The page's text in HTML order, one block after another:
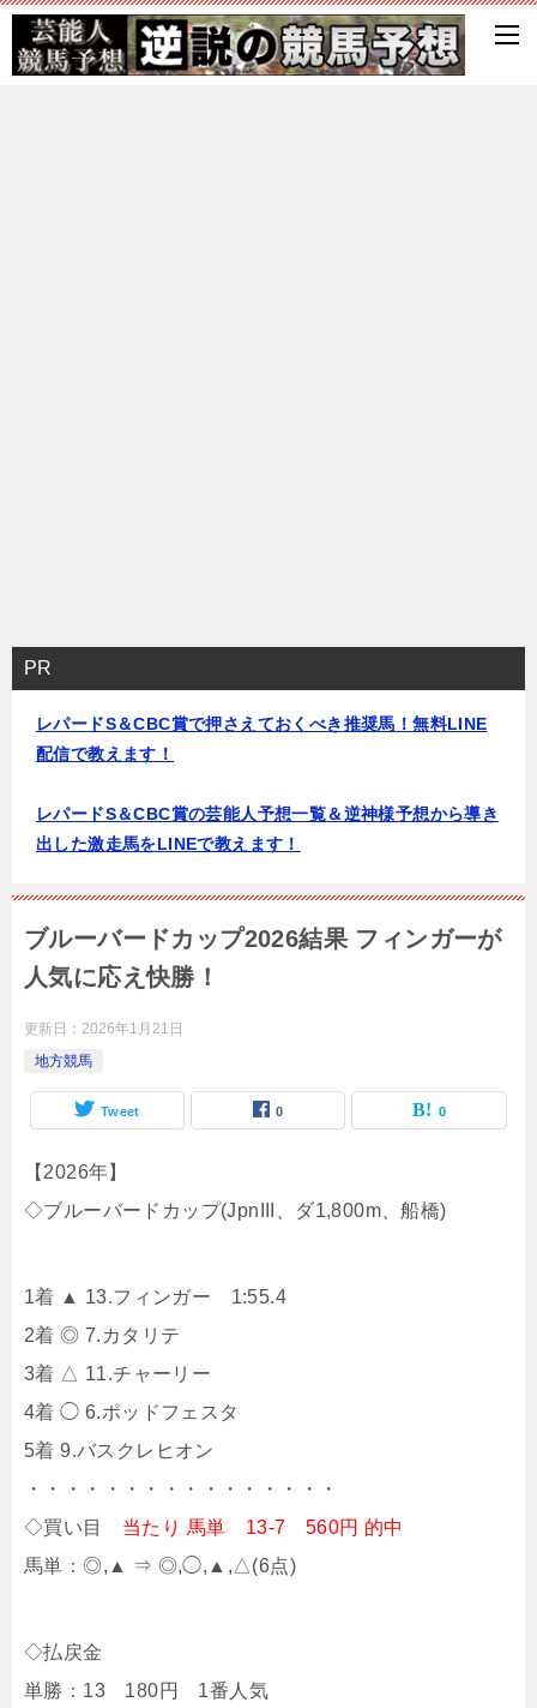
PR
レパードS＆CBC賞で押さえておくべき推奨馬！無料LINE
配信で教えます！
レパードS＆CBC賞の芸能人予想一覧＆逆神様予想から導き
出した激走馬をLINEで教えます！
ブルーバードカップ2026結果 フィンガーが
人気に応え快勝！
更新日： 2026年1月21日
地方競馬
Tweet 0 0
【2026年】
◇ブルーバードカップ(JpnIII、ダ1,800m、船橋)
1着 ▲ 13.フィンガー 1:55.4
2着 ◎ 7.カタリテ
3着 △ 11.チャーリー
4着 ◯ 6.ポッドフェスタ
5着 9.バスクレヒオン
・・・・・・・・・・・・・・・・
◇買い目 当たり 馬単 13-7 560円 的中
馬単：◎,▲ ⇒ ◎,◯,▲,△(6点)
◇払戻金
単勝：13 180円 1番人気